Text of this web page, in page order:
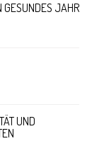
GESUNDES JAHR
UND